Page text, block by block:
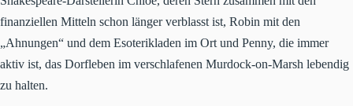
finanziellen Mitteln schon länger verblasst ist, Robin mit den
„Ahnungen“ und dem Esoterikladen im Ort und Penny, die immer
aktiv ist, das Dorfleben im verschlafenen Murdock-on-Marsh lebendig
zu halten.